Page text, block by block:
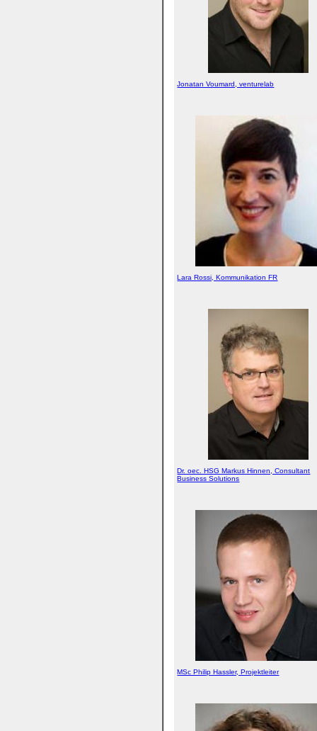
Jonatan Voumard, venturelab
Lara Rossi, Kommunikation FR
Dr. oec. HSG Markus Hinnen, Consultant
Business Solutions
MSc Philip Hassler, Projektleiter